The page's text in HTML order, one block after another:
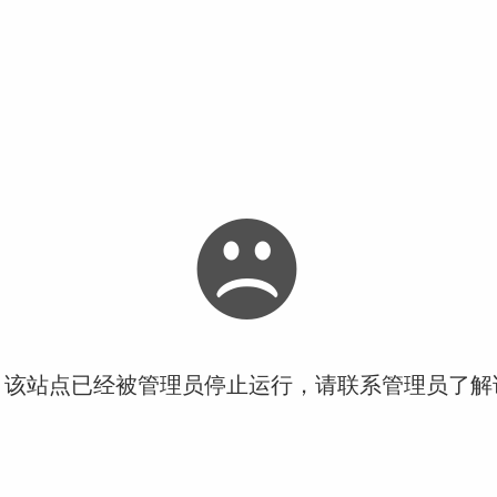
站点已经被管理员停止运行，请联系管理员了